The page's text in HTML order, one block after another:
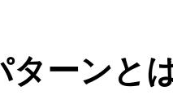
ターンと